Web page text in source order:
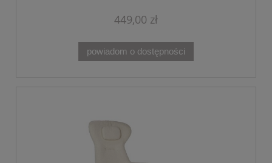
449,00 zł
powiadom o dostępności